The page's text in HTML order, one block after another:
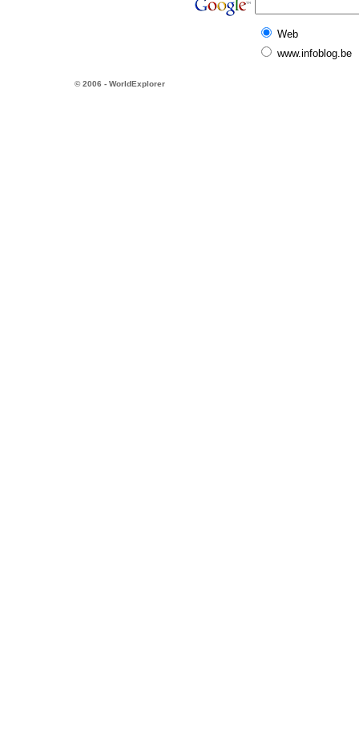
Web
www.infoblog.be
© 2006 - WorldExplorer